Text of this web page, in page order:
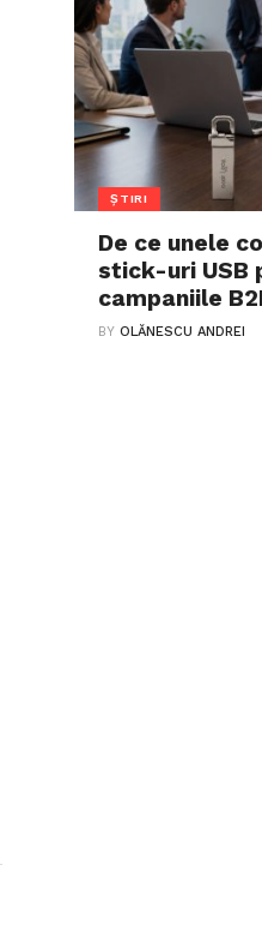
ȘTIRI
De ce unele
stick-uri USB
campaniile
BYOLĂNESCU ANDREI